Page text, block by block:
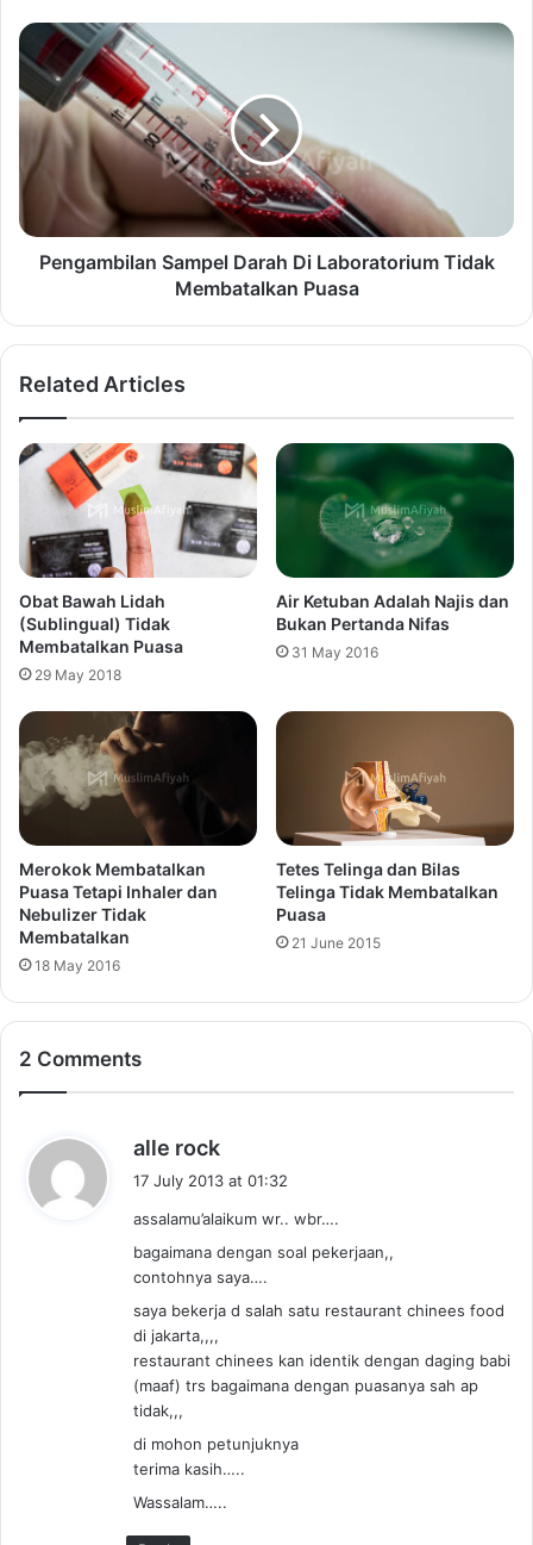
Pengambilan Sampel Darah Di Laboratorium Tidak
Membatalkan Puasa
Related Articles
Obat Bawah Lidah
(Sublingual) Tidak
Membatalkan Puasa
29 May 2018
Air Ketuban Adalah Najis dan
Bukan Pertanda Nifas
31 May 2016
Merokok Membatalkan
Puasa Tetapi Inhaler dan
Nebulizer Tidak
Membatalkan
18 May 2016
Tetes Telinga dan Bilas
Telinga Tidak Membatalkan
Puasa
21 June 2015
2 Comments
alle rock
s
:
17 July 2013 at 01:32
assalamu’alaikum wr.. wbr….
bagaimana dengan soal pekerjaan,,
contohnya saya….
saya bekerja d salah satu restaurant chinees food
di jakarta,,,,
restaurant chinees kan identik dengan daging babi
(maaf) trs bagaimana dengan puasanya sah ap
tidak,,,
di mohon petunjuknya
terima kasih…..
Wassalam…..